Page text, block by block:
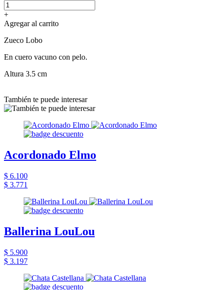
+
Agregar al carrito
Zueco Lobo
En cuero vacuno con pelo.
Altura 3.5 cm
También te puede interesar
Acordonado Elmo
$ 6.100
$ 3.771
Ballerina LouLou
$ 5.900
$ 3.197